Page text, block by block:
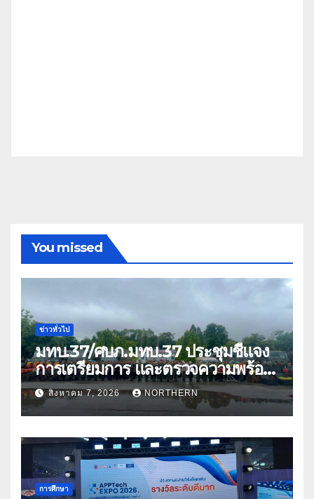
You missed
ข่าวทั่วไป
มทบ.37/ศบภ.มทบ.37 ประชุมชี้แจง
การเตรียมการ และตรวจความพร้อม
ด้านการบรรเทาสาธารณภัย
สิงหาคม 7, 2026 NORTHERN
การศึกษา